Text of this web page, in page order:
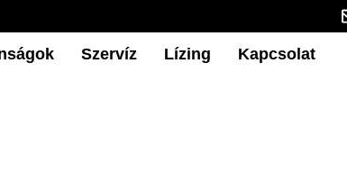
Szervíz Lízing Kapcsolat